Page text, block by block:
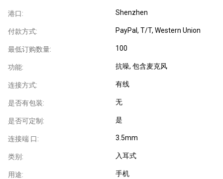
港口: Shenzhen
付款方式: PayPal, T/T, Western Union
最低订购数量: 100
功能: 抗噪, 包含麦克风
连接方式: 有线
是否有包装: 无
是否可定制: 是
连接端 口: 3.5mm
类别: 入耳式
用途: 手机